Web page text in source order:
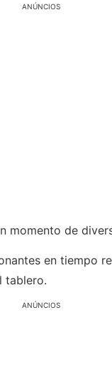
ANÚNCIOS
momento de
en tiempo
tablero.
ANÚNCIOS